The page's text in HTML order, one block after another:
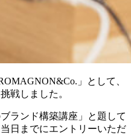
」として、
戦しました。
ランド構築講座」と題して
日までにエントリーいただ